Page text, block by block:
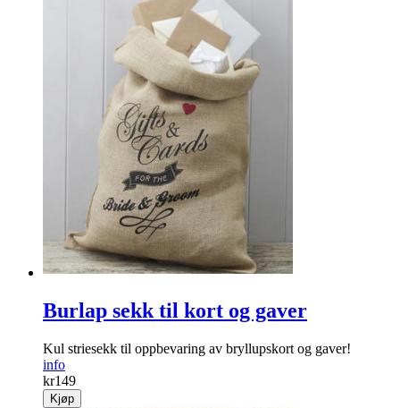
Burlap sekk til kort og gaver
Kul striesekk til oppbevaring av bryllupskort og gaver!
info
kr149
Kjøp